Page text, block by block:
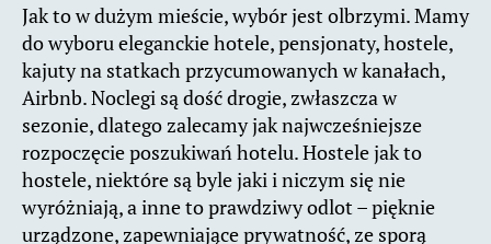
Jak to w dużym mieście, wybór jest olbrzymi. Mamy
do wyboru eleganckie hotele, pensjonaty, hostele,
kajuty na statkach przycumowanych w kanałach,
Airbnb. Noclegi są dość drogie, zwłaszcza w
sezonie, dlatego zalecamy jak najwcześniejsze
rozpoczęcie poszukiwań hotelu. Hostele jak to
hostele, niektóre są byle jaki i niczym się nie
wyróżniają, a inne to prawdziwy odlot – pięknie
urządzone, zapewniające prywatność, ze sporą